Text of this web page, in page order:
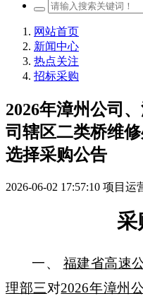
网站首页
新闻中心
热点关注
招标采购
2026年漳州公司
司辖区二类桥维
选择采购公告
2026-06-02 17:57:10 项目运
采
一、 福建省高速
理部三对2026年漳州